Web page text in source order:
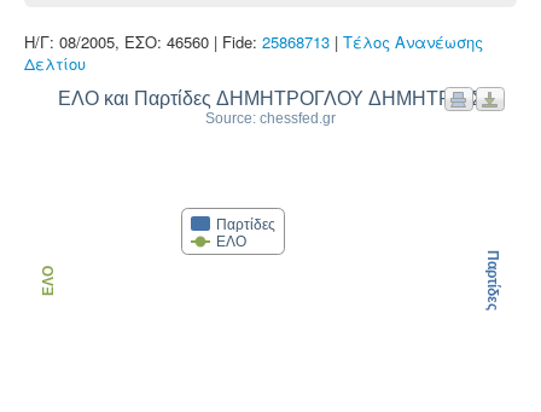
Η/Γ: 08/2005, ΕΣΟ: 46560 | Fide: 25868713 | Τέλος Ανανέωσης
Δελτίου
ΕΛΟ και Παρτίδες ΔΗΜΗΤΡΟΓΛΟΥ ΔΗΜΗΤΡΙΟΣ
Source: chessfed.gr
Παρτίδες
ΕΛΟ
ΕΛΟ Παρτίδες